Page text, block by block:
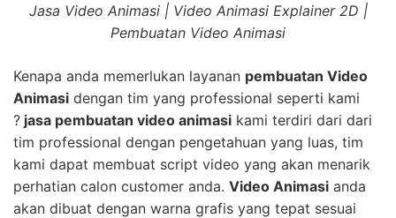
Jasa Video Animasi | Video Animasi Explainer 2D |
Pembuatan Video Animasi
Kenapa anda memerlukan layanan pembuatan Video
Animasi dengan tim yang professional seperti kami
? jasa pembuatan video animasi kami terdiri dari dari
tim professional dengan pengetahuan yang luas, tim
kami dapat membuat script video yang akan menarik
perhatian calon customer anda. Video Animasi anda
akan dibuat dengan warna grafis yang tepat sesuai